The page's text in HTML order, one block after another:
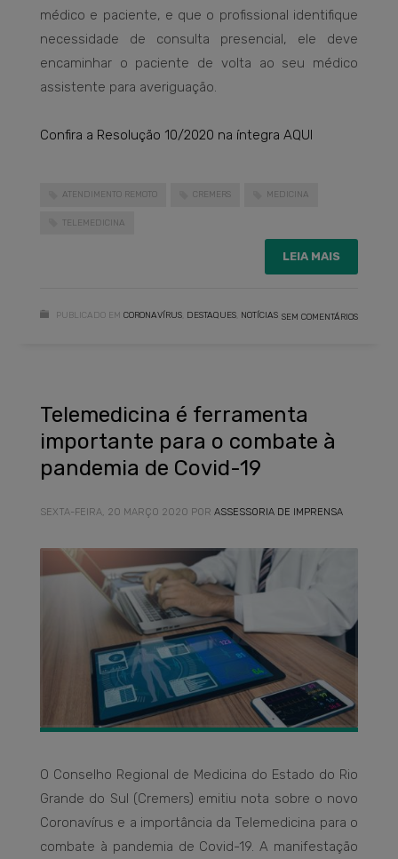
médico e paciente, e que o profissional identifique
necessidade de consulta presencial, ele deve
encaminhar o paciente de volta ao seu médico
assistente para averiguação.
Confira a Resolução 10/2020 na íntegra AQUI
ATENDIMENTO REMOTO CREMERS MEDICINA
TELEMEDICINA
LEIA MAIS
PUBLICADO EM CORONAVÍRUS DESTAQUES NOTÍCIAS SEM COMENTÁRIOS
Telemedicina é ferramenta
importante para o combate à
pandemia de Covid-19
SEXTA-FEIRA, 20 MARÇO 2020 POR ASSESSORIA DE IMPRENSA
O Conselho Regional de Medicina do Estado do Rio
Grande do Sul (Cremers) emitiu nota sobre o novo
Coronavírus e a importância da Telemedicina para o
combate à pandemia de Covid-19. A manifestação